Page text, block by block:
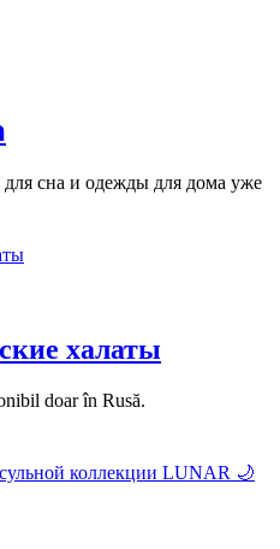
сна и одежды для дома уже
халаты
doar în Rusă.